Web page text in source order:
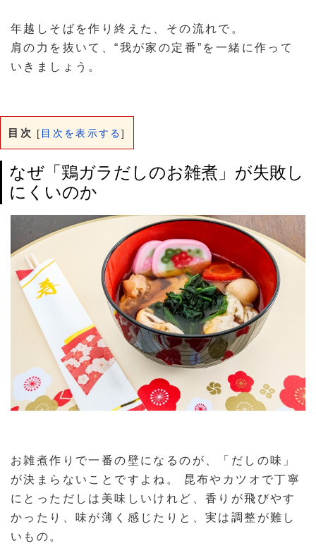
年越しそばを作り終えた、その流れで。
肩の力を抜いて、“我が家の定番”を一緒に作って
いきましょう。
目次 [ 目次を表示する]
なぜ「鶏ガラだしのお雑煮」が失敗し
にくいのか
お雑煮作りで一番の壁になるのが、「だしの味」
が決まらないことですよね。 昆布やカツオで丁寧
にとっただしは美味しいけれど、香りが飛びやす
かったり、味が薄く感じたりと、実は調整が難し
いもの。